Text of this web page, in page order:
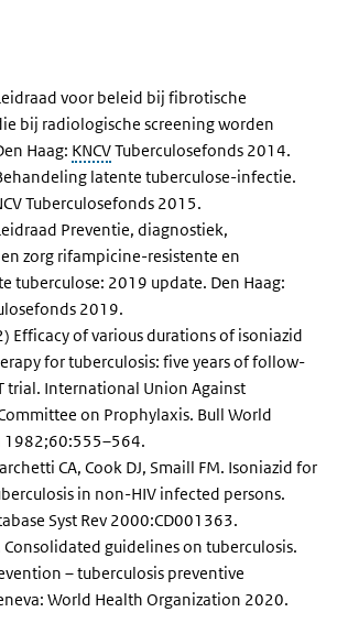
voor beleid bij fibrotische
bij radiologische screening worden
Haag: KNCVTuberculosefonds 2014.
latente tuberculose-infectie.
Tuberculosefonds 2015.
Preventie, diagnostiek,
zorg rifampicine-resistente en
tuberculose: 2019 update. Den Haag:
2019.
Efficacy of various durations of isoniazid
for tuberculosis: five years of follow-
trial. International Union Against
on Prophylaxis. Bull World
1982;60:555–564.
CA, Cook DJ, Smaill FM. Isoniazid for
in non-HIV infected persons.
Syst Rev 2000:CD001363.
guidelines on tuberculosis.
– tuberculosis preventive
World Health Organization 2020.